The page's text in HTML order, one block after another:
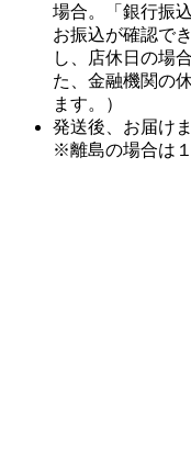
場合。「銀行振
お振込が確認で
し、店休日の場
た、金融機関の
ます。）
発送後、お届け
※離島の場合は